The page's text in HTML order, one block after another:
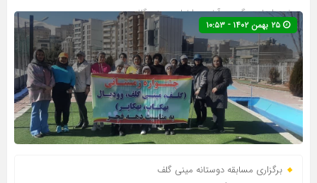
صفحه اصلی» گروه »آخرین اخبار»مینی گلف
برگزاری مسابقه دوستانه مینی گلف